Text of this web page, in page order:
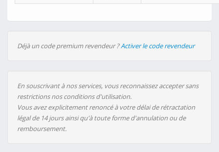
Déjà un code premium revendeur ?Activer le code revendeur
En souscrivant à nos services, vous reconnaissez accepter sans
restrictions nos conditions d'utilisation.
Vous avez explicitement renoncé à votre délai de rétractation
légal de 14 jours ainsi qu'à toute forme d'annulation ou de
remboursement.